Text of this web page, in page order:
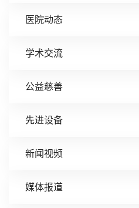
医院动态
学术交流
公益慈善
先进设备
新闻视频
媒体报道